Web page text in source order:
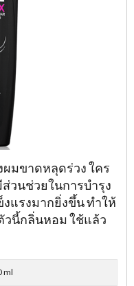
มขาดหลุดร่วง ใคร
วนช่วยในการบำรุง
แรงมากยิ่งขึ้น ทำให้
วนี้กลิ่นหอม ใช้แล้ว
ml